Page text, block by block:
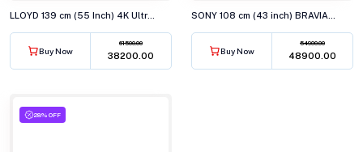
Buy Now
61500.00
₹38200.00 Buy Now
54900.00
₹48900.00
28% OFF